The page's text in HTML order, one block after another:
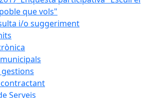
poble que vols"
i/o suggeriment
Serveis